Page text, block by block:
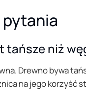
tańsze niż
Drewno bywa
na jego korzyść